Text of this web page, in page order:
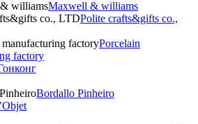
Maxwell & williams
Polite crafts&gifts co.,
Porcelain
factory
Bordallo Pinheiro